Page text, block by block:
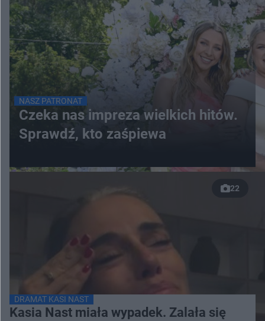
NASZ PATRONAT
Czeka nas impreza wielkich hitów.
Sprawdź, kto zaśpiewa
22
DRAMAT KASI NAST
Kasia Nast miała wypadek. Zalała się